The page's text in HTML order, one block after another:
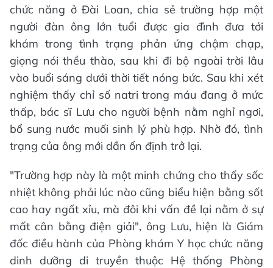
chức năng ở Đài Loan, chia sẻ trường hợp một
người đàn ông lớn tuổi được gia đình đưa tới
khám trong tình trạng phản ứng chậm chạp,
giọng nói thều thào, sau khi đi bộ ngoài trời lâu
vào buổi sáng dưới thời tiết nóng bức. Sau khi xét
nghiệm thấy chỉ số natri trong máu đang ở mức
thấp, bác sĩ Lưu cho người bệnh nằm nghỉ ngơi,
bổ sung nước muối sinh lý phù hợp. Nhờ đó, tình
trạng của ông mới dần ổn định trở lại.
"Trường hợp này là một minh chứng cho thấy sốc
nhiệt không phải lúc nào cũng biểu hiện bằng sốt
cao hay ngất xỉu, mà đôi khi vấn đề lại nằm ở sự
mất cân bằng điện giải", ông Lưu, hiện là Giám
đốc điều hành của Phòng khám Y học chức năng
dinh dưỡng di truyền thuộc Hệ thống Phòng